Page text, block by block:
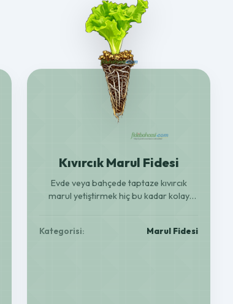
Kıvırcık Marul Fidesi
Evde veya bahçede taptaze kıvırcık
marul yetiştirmek hiç bu kadar kolay
Kategorisi:
Marul Fidesi